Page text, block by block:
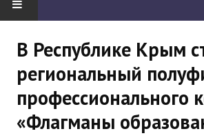
"Боевая" русистика
Будни института
АНОНСЫ
В Республике Крым
региональный
профессионального
«Флагманы